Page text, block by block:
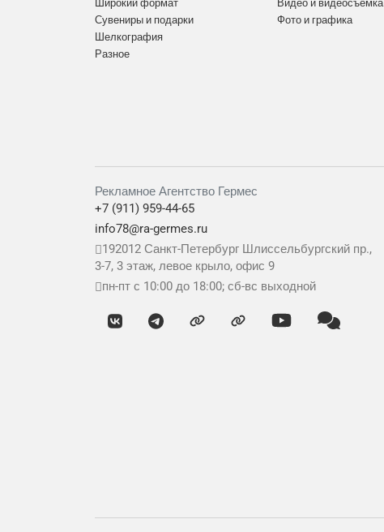
Широкий формат
Сувениры и подарки
Шелкография
Разное
Видео и видеосъёмка
Фото и графика
Рекламное Агентство Гермес
+7 (911) 959-44-65
info78@ra-germes.ru
192012 Санкт-Петербург Шлиссельбургский пр.,
3-7, 3 этаж, левое крыло, офис 9
пн-пт с 10:00 до 18:00; сб-вс выходной